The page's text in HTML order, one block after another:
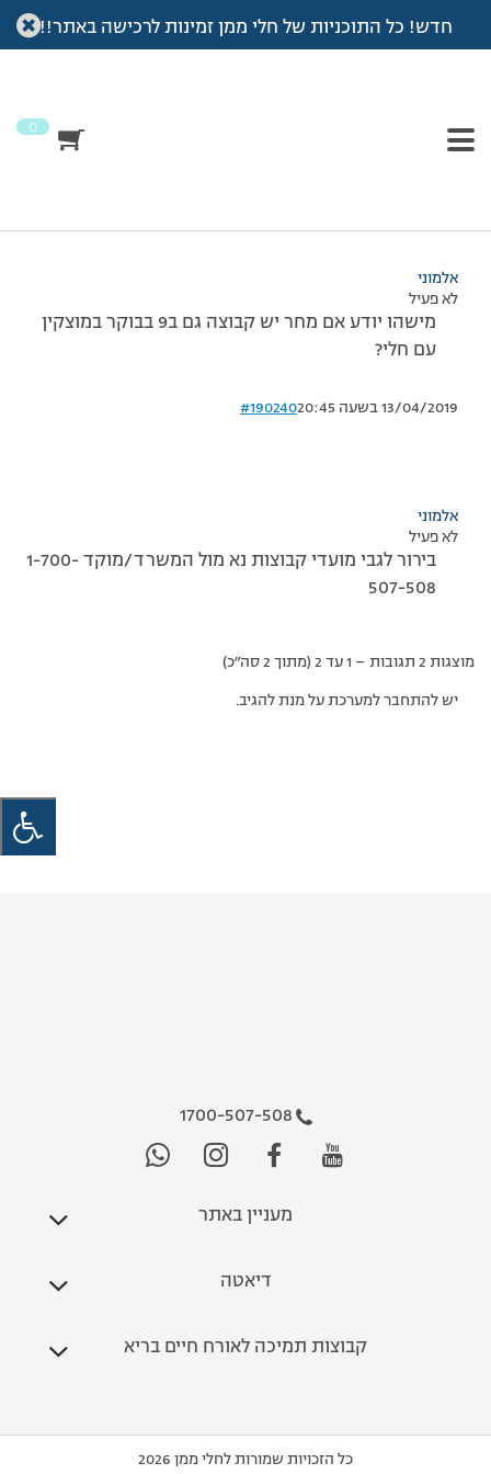
חדש! כל התוכניות של חלי ממן זמינות לרכישה באתר!!
0
עמוד הבית >דיונים>פורום >שאלה לגבי הקבוצות מחר במוצקין
מוצגות 2 תגובות – 1 עד 2 (מתוך 2 סה״כ)
אלמוני
לא פעיל
מישהו יודע אם מחר יש קבוצה גם ב9 בבוקר במוצקין
עם חלי?
13/04/2019 בשעה 20:45 #190240
אלמוני
לא פעיל
בירור לגבי מועדי קבוצות נא מול המשרד/מוקד 1-700-
507-508
מוצגות 2 תגובות – 1 עד 2 (מתוך 2 סה״כ)
יש להתחבר למערכת על מנת להגיב.
1700-507-508
מעניין באתר
דיאטה
קבוצות תמיכה לאורח חיים בריא
כל הזכויות שמורות לחלי ממן 2026